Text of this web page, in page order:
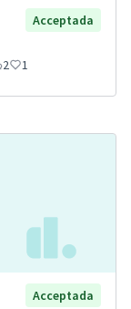
Acceptada
2 1
Acceptada